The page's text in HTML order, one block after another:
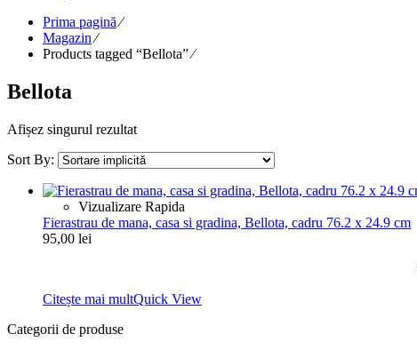
Prima pagină⁄
Magazin ⁄
Products tagged “Bellota”⁄
Bellota
Afișez singurul rezultat
Sort By:
Vizualizare Rapida
Fierastrau de mana, casa si gradina, Bellota, cadru 76.2 x 24.9 cm
95,00 lei
Citește mai multQuick View
Categorii de produse